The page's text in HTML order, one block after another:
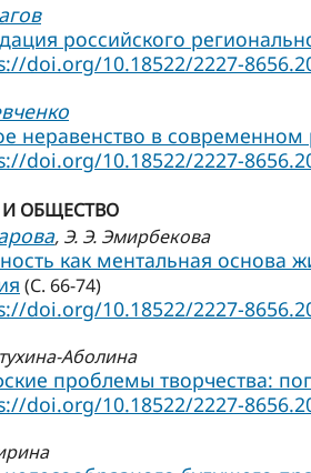
российского
doi.org/10.18522/2227-
неравенство в современном
doi.org/10.18522/2227-
ОБЩЕСТВО
, Э. Э. Эмирбекова
как ментальная основа
(С. 66-74)
doi.org/10.18522/2227-
Аболина
проблемы творчества:
doi.org/10.18522/2227-